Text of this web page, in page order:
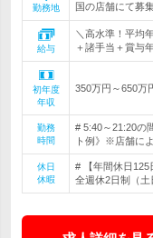
勤務地
国の店舗にて募
給与
＼高水準！平均
＋諸手当＋賞与
初年度
年収
350万円～650万
勤務
時間
# 5:40～21:20の
ト例》※店舗に
休日
休暇
# 【年間休日
全週休2日制（土